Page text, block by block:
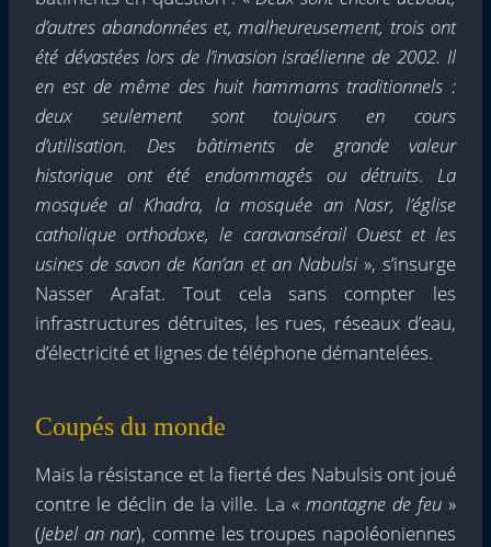
d’autres abandonnées et, malheureusement, trois ont
été dévastées lors de l’invasion israélienne de 2002. Il
en est de même des huit hammams traditionnels :
deux seulement sont toujours en cours
d’utilisation.
Des bâtiments de grande valeur
historique ont été endommagés ou détruits. La
mosquée al Khadra, la mosquée an Nasr, l’église
catholique orthodoxe, le caravansérail Ouest et les
usines de savon de Kan’an et an Nabulsi», s’insurge
Nasser Arafat. Tout cela sans compter les
infrastructures détruites, les rues, réseaux d’eau,
d’électricité et lignes de téléphone démantelées.
Coupés du monde
Mais la résistance et la fierté des Nabulsis ont joué
contre le déclin de la ville. La « montagne de feu»
(Jebel an nar), comme les troupes napoléoniennes